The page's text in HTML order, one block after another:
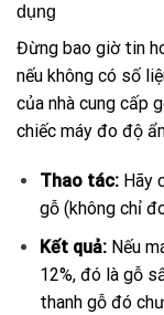
dụng
Đừng bao giờ tin
nếu không có số
của nhà cung cấp
chiếc máy đo độ
Thao tác:Hãy
gỗ (không chỉ
Kết quả:Nếu
12%, đó là gỗ
thanh gỗ đó